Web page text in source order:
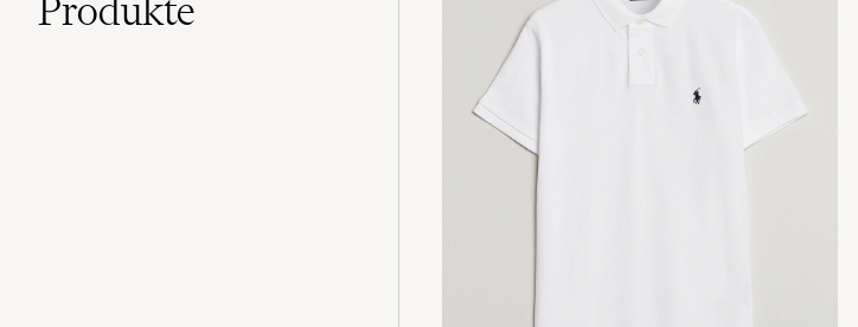
Produkte